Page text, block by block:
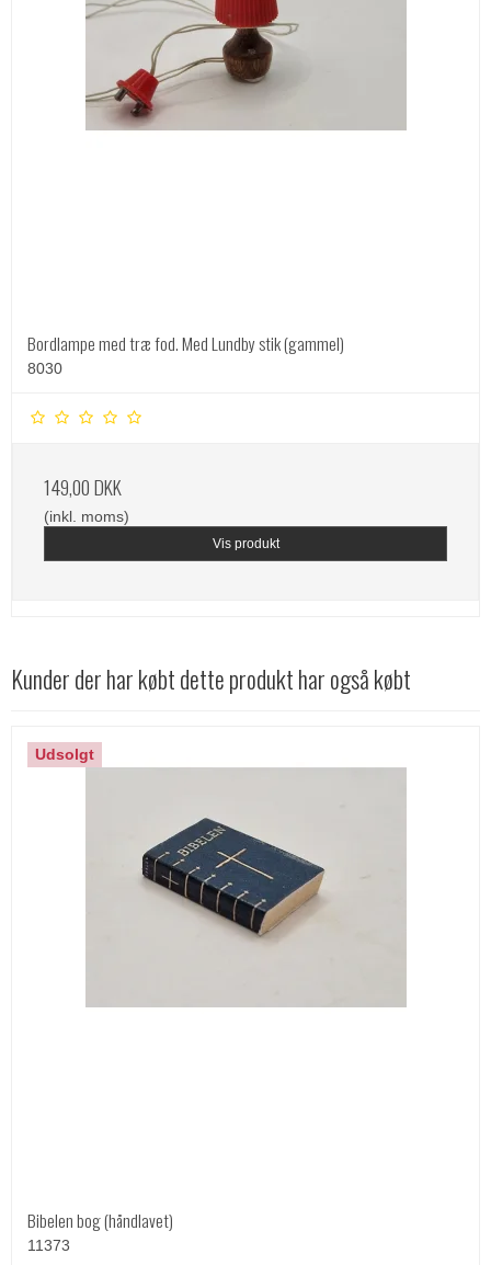
Bordlampe med træ fod. Med Lundby stik (gammel)
8030
149,00 DKK
(inkl. moms)
Vis produkt
Kunder der har købt dette produkt har også købt
Udsolgt
Bibelen bog (håndlavet)
11373